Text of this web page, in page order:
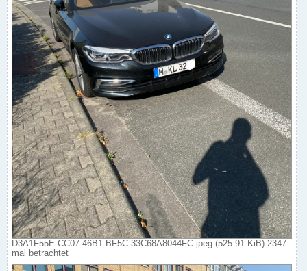
D3A1F55E-CC07-46B1-BF5C-33C68A8044FC.jpeg (525.91 KiB) 2347
mal betrachtet